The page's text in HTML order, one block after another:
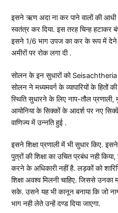
इसने ऋण अदा ना कर पाने वालों की आधी
स्वतंत्र कर दिया. इस तरह चिन्ह
इसने 1/6 भाग उपज का कर के रूप में देने
अमीरों पर रोक लगा दी .
सोलन के इन सुधारों को Seisachtheria
सोलन ने मध्यमवर्ग के व्यापारियों के हितों
स्थिति सुधारने के लिए नाप-तौल प्रणाली,
आयोनिया के सिक्कों के आदर्श पर नए
वाणिज्य में उन्नति हुई .
इसने शिक्षा प्रणाली में भी सुधार किए.
पुत्रों की शिक्षा का उचित प्रबंध नही
करने के अधिकारी नहीं है. लड़कों को
शिक्षा अवश्व मिलनी चाहिए. जिससे उनका
सके. उसने यह भी कानून बनाया कि जो
भाग नही लेते उन्हें दण्ड दिया जाएगा.